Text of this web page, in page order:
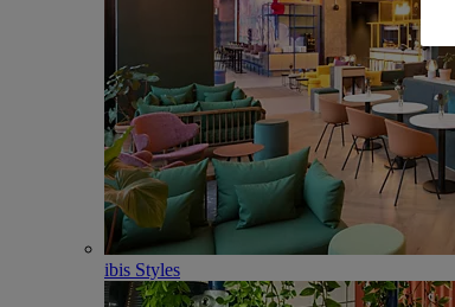
ibis Styles